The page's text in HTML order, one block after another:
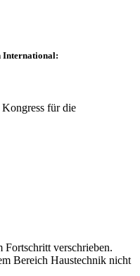
International:
für die
Fortschritt verschrieben.
Bereich Haustechnik nicht